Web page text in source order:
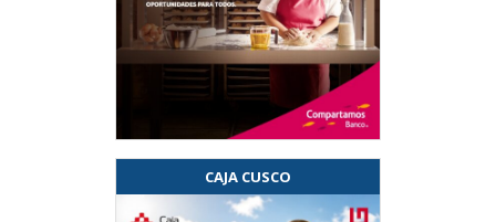
CAJA CUSCO